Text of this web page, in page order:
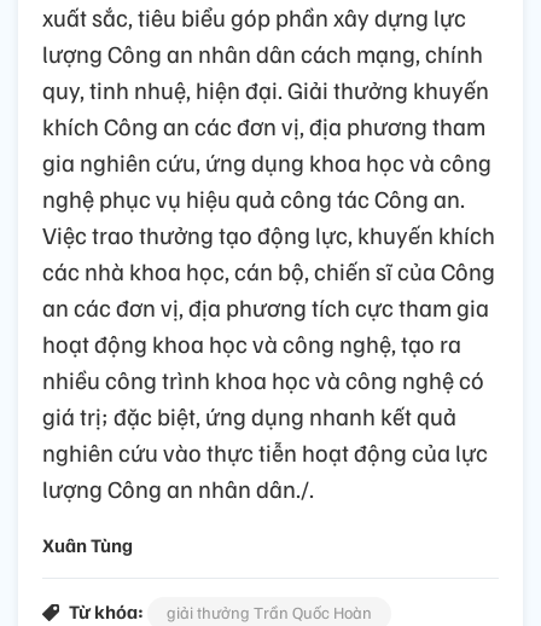
xuất sắc, tiêu biểu góp phần xây dựng lực
lượng Công an nhân dân cách mạng, chính
quy, tinh nhuệ, hiện đại. Giải thưởng khuyến
khích Công an các đơn vị, địa phương tham
gia nghiên cứu, ứng dụng khoa học và công
nghệ phục vụ hiệu quả công tác Công an.
Việc trao thưởng tạo động lực, khuyến khích
các nhà khoa học, cán bộ, chiến sĩ của Công
an các đơn vị, địa phương tích cực tham gia
hoạt động khoa học và công nghệ, tạo ra
nhiều công trình khoa học và công nghệ có
giá trị; đặc biệt, ứng dụng nhanh kết quả
nghiên cứu vào thực tiễn hoạt động của lực
lượng Công an nhân dân./.
Xuân Tùng
Từ khóa:
giải thưởng Trần Quốc Hoàn